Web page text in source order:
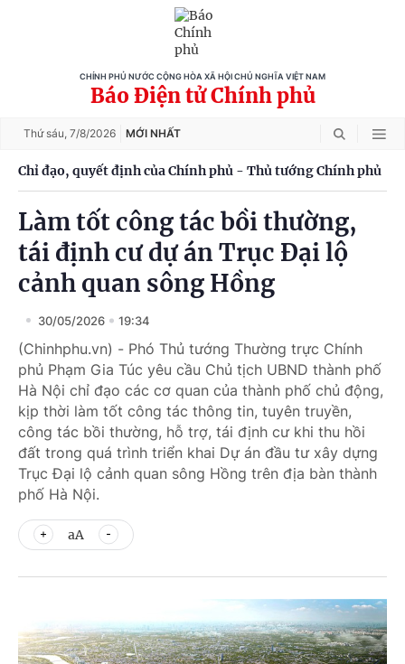
CHÍNH PHỦ NƯỚC CỘNG HÒA XÃ HỘI CHỦ NGHĨA VIỆT NAM
Báo Điện tử Chính phủ
Thứ sáu, 7/8/2026 MỚI NHẤT
Chỉ đạo, quyết định của Chính phủ - Thủ tướng Chính phủ
Làm tốt công tác bồi thường,
tái định cư dự án Trục Đại lộ
cảnh quan sông Hồng
30/05/2026 19:34
(Chinhphu.vn) - Phó Thủ tướng Thường trực Chính
phủ Phạm Gia Túc yêu cầu Chủ tịch UBND thành phố
Hà Nội chỉ đạo các cơ quan của thành phố chủ động,
kịp thời làm tốt công tác thông tin, tuyên truyền,
công tác bồi thường, hỗ trợ, tái định cư khi thu hồi
đất trong quá trình triển khai Dự án đầu tư xây dựng
Trục Đại lộ cảnh quan sông Hồng trên địa bàn thành
phố Hà Nội.
aA